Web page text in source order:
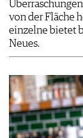
von der Fläche
einzelne bietet
Neues.